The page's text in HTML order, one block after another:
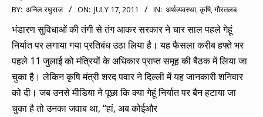
2011-
07-
17
BY: अनिल रघुराज ON: JULY 17, 2011 IN: अर्थव्यवस्था,कृषि,गौरतलब
भंडारण सुविधाओं की तंगी से तंग आकर सरकार ने चार साल पहले गेहूं
निर्यात पर लगाया गया प्रतिबंध उठा लिया है। यह फैसला करीब हफ्ते भर
पहले 11 जुलाई को मंत्रियों के अधिकार प्राप्त समूह की बैठक में लिया जा
चुका है। लेकिन कृषि मंत्री शरद पवार ने दिल्ली में यह जानकारी शनिवार
को दी। जब उनसे मीडिया ने पूछा कि क्या गेहूं निर्यात पर बैन हटाया जा
चुका है तो उनका जवाब था, “हां, अब कोईऔर